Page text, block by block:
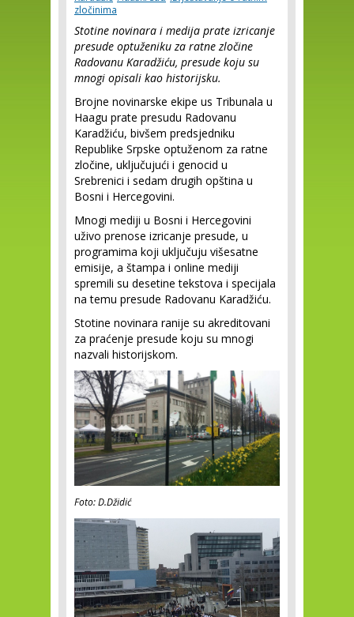
zločinima
Stotine novinara i medija prate izricanje
presude optuženiku za ratne zločine
Radovanu Karadžiću, presude koju su
mnogi opisali kao historijsku.
Brojne novinarske ekipe us Tribunala u
Haagu prate presudu Radovanu
Karadžiću, bivšem predsjedniku
Republike Srpske optuženom za ratne
zločine, uključujući i genocid u
Srebrenici i sedam drugih opština u
Bosni i Hercegovini.
Mnogi mediji u Bosni i Hercegovini
uživo prenose izricanje presude, u
programima koji uključuju višesatne
emisije, a štampa i online mediji
spremili su desetine tekstova i specijala
na temu presude Radovanu Karadžiću.
Stotine novinara ranije su akreditovani
za praćenje presude koju su mnogi
nazvali historijskom.
Foto: D.Džidić